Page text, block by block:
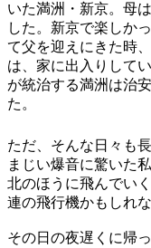
いた満洲・新京。母
した。新京で楽しか
て父を迎えにきた時
は、家に出入りして
が統治する満洲は治
た。
ただ、そんな日々も
まじい爆音に驚いた
北のほうに飛んでい
連の飛行機かもしれ
その日の夜遅くに帰